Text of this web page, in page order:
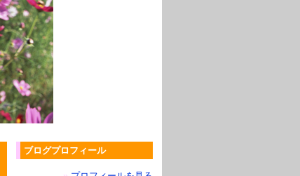
ブログプロフィール